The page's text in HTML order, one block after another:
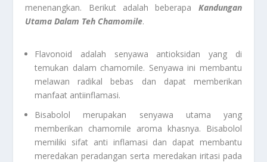
menenangkan. Berikut adalah beberapa Kandungan
Utama Dalam Teh Chamomile.
Flavonoid adalah senyawa antioksidan yang di
temukan dalam chamomile. Senyawa ini membantu
melawan radikal bebas dan dapat memberikan
manfaat antiinflamasi.
Bisabolol merupakan senyawa utama yang
memberikan chamomile aroma khasnya. Bisabolol
memiliki sifat anti inflamasi dan dapat membantu
meredakan peradangan serta meredakan iritasi pada